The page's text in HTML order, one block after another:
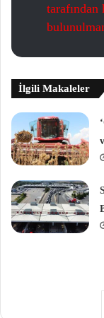
İlgili Makaleler